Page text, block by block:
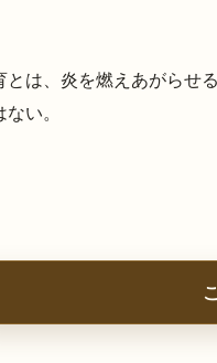
とは、炎を燃えあがらせ
い。